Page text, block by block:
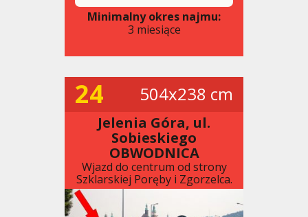
Minimalny okres najmu:
3 miesiące
24 504x238 cm
Jelenia Góra, ul.
Sobieskiego
OBWODNICA
Wjazd do centrum od strony
Szklarskiej Poręby i Zgorzelca.